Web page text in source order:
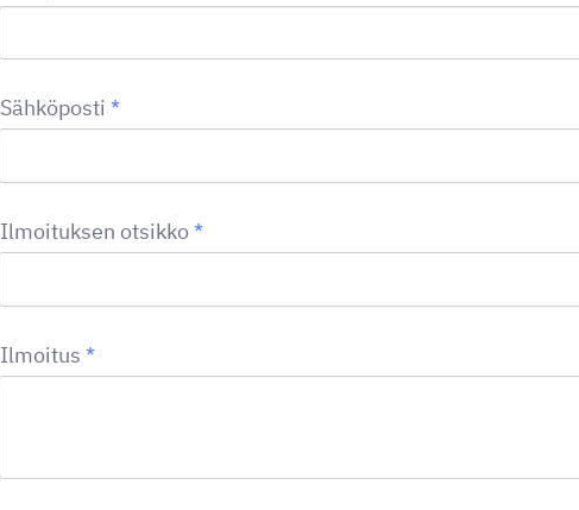
Sähköposti *
Ilmoituksen otsikko*
Ilmoitus *